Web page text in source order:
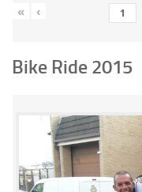
« ‹
Bike Ride 2015